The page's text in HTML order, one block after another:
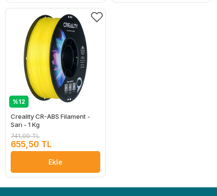
%12
Creality CR-ABS Filament -
Sarı - 1 Kg
741,00 TL
655,50 TL
Ekle